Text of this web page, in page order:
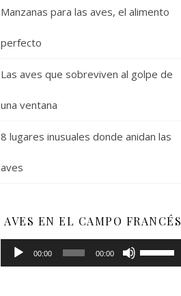
Manzanas para las aves, el alimento
perfecto
Las aves que sobreviven al golpe de
una ventana
8 lugares inusuales donde anidan las
aves
AVES EN EL CAMPO FRANCÉS
Reproductor
de
00:00 00:00